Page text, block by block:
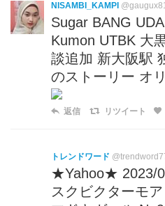
NISAMBI_KAMPI
Sugar BANG
Kumon UTBK 大
談追加 新大阪駅
のストーリー オ
返信 リツイート
トレンドワード
★Yahoo★ 2023/
スクビクターモ